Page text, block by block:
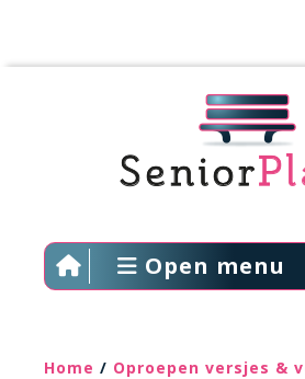
Open menu
Home / Oproepen versjes &